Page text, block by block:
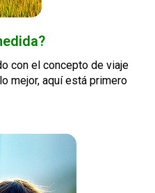
con el concepto de viaje
mejor, aquí está primero